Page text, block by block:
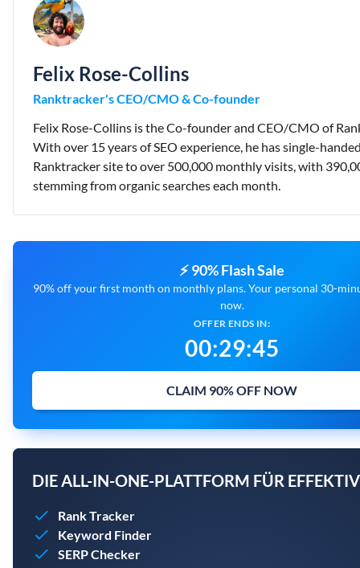
Felix Rose-Collins
Ranktracker's CEO/CMO & Co-founder
Felix Rose-Collins is the Co-founder and CEO/CMO of
With over 15 years of SEO experience, he has single-
Ranktracker site to over 500,000 monthly visits, with
stemming from organic searches each month.
⚡ 90% Flash Sale
90% off your first month on monthly plans. Your personal 30-
now.
OFFER ENDS IN:
00:29:44
CLAIM 90% OFF NOW
DIE ALL-IN-ONE-PLATTFORM FÜR
Rank Tracker
Keyword Finder
SERP Checker